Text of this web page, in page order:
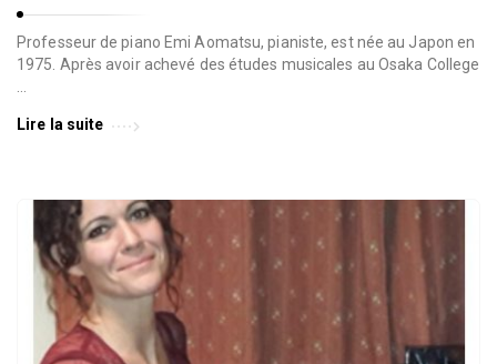
Professeur de piano Emi Aomatsu, pianiste, est née au Japon en
1975. Après avoir achevé des études musicales au Osaka College
Lire la suite